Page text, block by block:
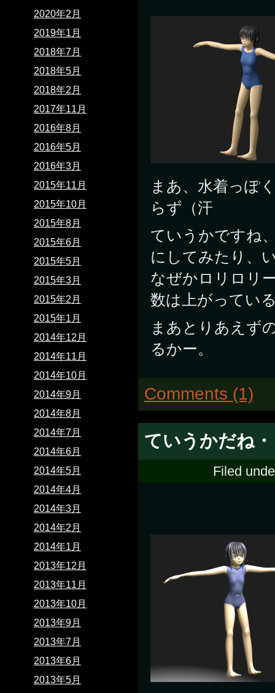
まあ、水着っぽ
らず（汗
ていうかですね
にしてみたり、
なぜかロリロリ
数は上がってい
まあとりあえず
るかー。
Comments (1)
ていうかだね
Filed
2020年2月
2019年1月
2018年7月
2018年5月
2018年2月
2017年11月
2016年8月
2016年5月
2016年3月
2015年11月
2015年10月
2015年8月
2015年6月
2015年5月
2015年3月
2015年2月
2015年1月
2014年12月
2014年11月
2014年10月
2014年9月
2014年8月
2014年7月
2014年6月
2014年5月
2014年4月
2014年3月
2014年2月
2014年1月
2013年12月
2013年11月
2013年10月
2013年9月
2013年7月
2013年6月
2013年5月